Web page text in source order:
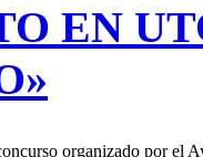
EN
organizado por el